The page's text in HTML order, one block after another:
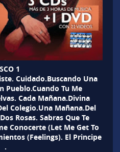
1
Cuidado.Buscando Una
Pueblo.Cuando Tu Me
Cada Mañana.Divina
Colegio.Una Mañana.Del
Rosas. Sabras Que Te
Conocerte (Let Me Get To
(Feelings). El Principe
.